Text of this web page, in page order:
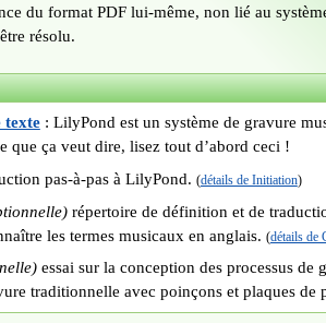
du format PDF lui-même, non lié au
résolu.
texte: LilyPond est un système de gravure
que ça veut dire, lisez tout d’abord ceci !
pas-à-pas à LilyPond. (détails de Initiation)
répertoire de définition et de
les termes musicaux en anglais. (détails de
essai sur la conception des processus de
traditionnelle avec poinçons et plaques de